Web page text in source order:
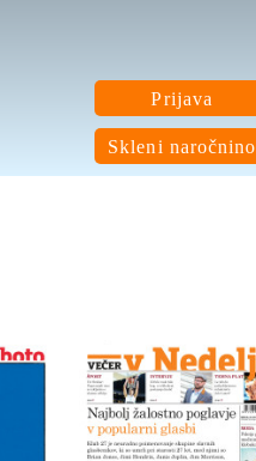
Prijava
Skleni naročnino